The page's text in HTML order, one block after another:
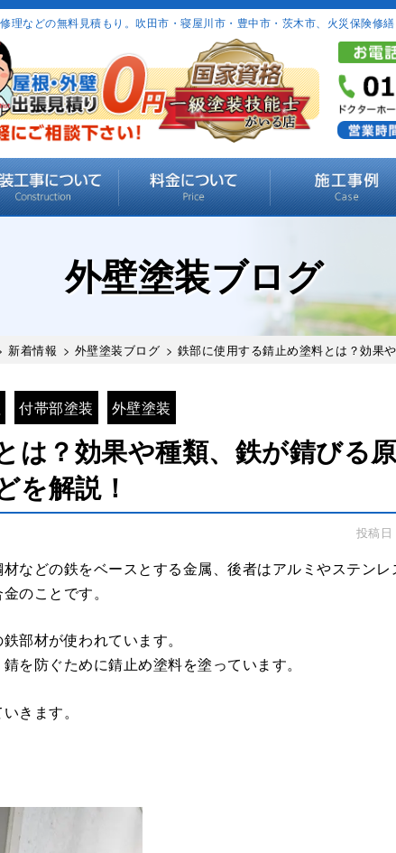
理などの無料見積もり。吹田市・寝屋川市・豊中市・茨木市、火災保険修
外壁塗装ブログ
新着情報 > 外壁塗装ブログ > 鉄部に使用する錆止め塗料とは？効果
付帯部塗装 外壁塗装
は？効果や種類、鉄が錆びる
を解説！
投稿
などの鉄をベースとする金属、後者はアルミやステンレ
のことです。
部材が使われています。
を防ぐために錆止め塗料を塗っています。
きます。